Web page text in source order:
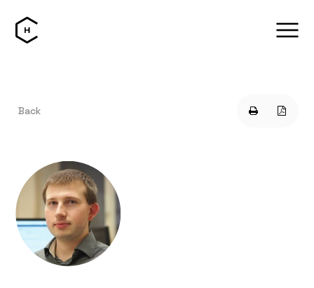
Back